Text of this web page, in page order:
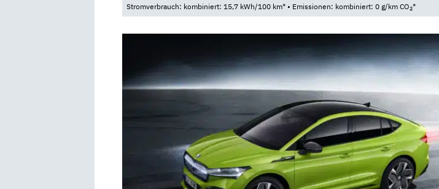
Stromverbrauch: kombiniert: 15,7 kWh/100 km* • Emissionen: kombiniert: 0 g/km CO2*